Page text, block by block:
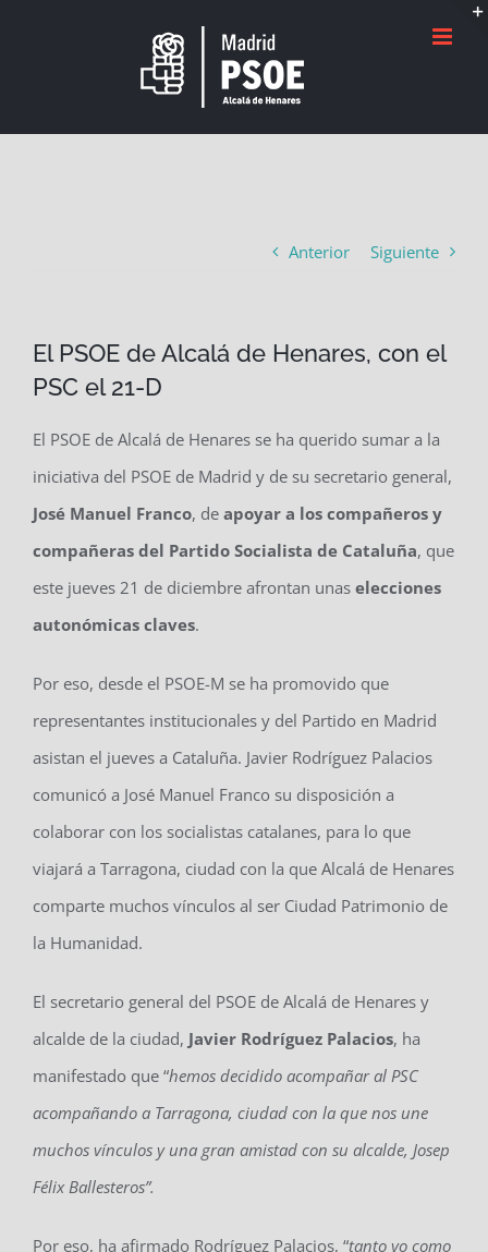
Anterior Siguiente
El PSOE de Alcalá de Henares, con el
PSC el 21-D
El PSOE de Alcalá de Henares se ha querido sumar a la
iniciativa del PSOE de Madrid y de su secretario general,
José Manuel Franco, de apoyar a los compañeros y
compañeras del Partido Socialista de Cataluña, que
este jueves 21 de diciembre afrontan unas elecciones
autonómicas claves.
Por eso, desde el PSOE-M se ha promovido que
representantes institucionales y del Partido en Madrid
asistan el jueves a Cataluña. Javier Rodríguez Palacios
comunicó a José Manuel Franco su disposición a
colaborar con los socialistas catalanes, para lo que
viajará a Tarragona, ciudad con la que Alcalá de Henares
comparte muchos vínculos al ser Ciudad Patrimonio de
la Humanidad.
El secretario general del PSOE de Alcalá de Henares y
alcalde de la ciudad, Javier Rodríguez Palacios, ha
manifestado que “hemos decidido acompañar al PSC
acompañando a Tarragona, ciudad con la que nos une
muchos vínculos y una gran amistad con su alcalde, Josep
Félix Ballesteros”.
Por eso, ha afirmado Rodríguez Palacios, “tanto yo como